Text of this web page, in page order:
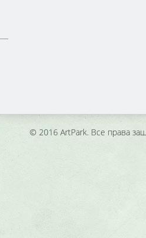
© 2016 ArtPark. Все права